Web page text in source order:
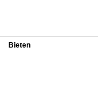
Bieten